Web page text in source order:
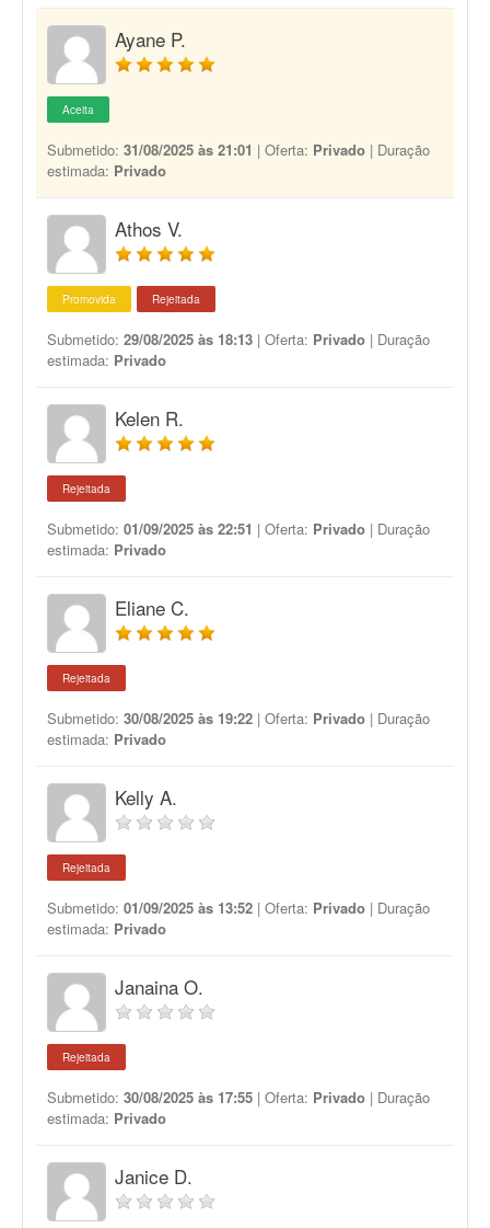
Ayane P.
Aceita
Submetido: 31/08/2025 às 21:01 | Oferta: Privado | Duração
estimada: Privado
Athos V.
Promovida Rejeitada
Submetido: 29/08/2025 às 18:13 | Oferta: Privado | Duração
estimada: Privado
Kelen R.
Rejeitada
Submetido: 01/09/2025 às 22:51 | Oferta: Privado | Duração
estimada: Privado
Eliane C.
Rejeitada
Submetido: 30/08/2025 às 19:22 | Oferta: Privado | Duração
estimada: Privado
Kelly A.
Rejeitada
Submetido: 01/09/2025 às 13:52 | Oferta: Privado | Duração
estimada: Privado
Janaina O.
Rejeitada
Submetido: 30/08/2025 às 17:55 | Oferta: Privado | Duração
estimada: Privado
Janice D.